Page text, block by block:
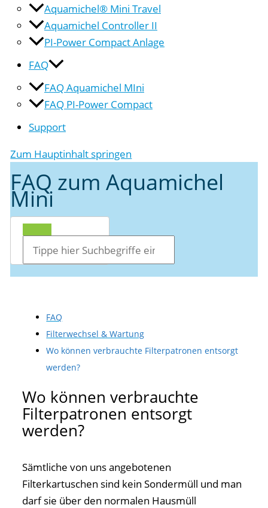
Aquamichel® Mini Travel
Aquamichel Controller II
PI-Power Compact Anlage
FAQ
FAQ Aquamichel MIni
FAQ PI-Power Compact
Support
Zum Hauptinhalt springen
FAQ zum Aquamichel
Mini
FAQ
Filterwechsel & Wartung
Wo können verbrauchte Filterpatronen entsorgt
werden?
Wo können verbrauchte
Filterpatronen entsorgt
werden?
Sämtliche von uns angebotenen
Filterkartuschen sind kein Sondermüll und man
darf sie über den normalen Hausmüll